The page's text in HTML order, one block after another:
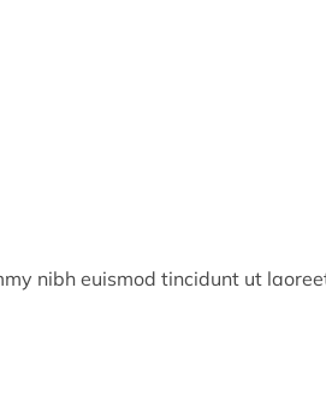
nibh euismod tincidunt ut